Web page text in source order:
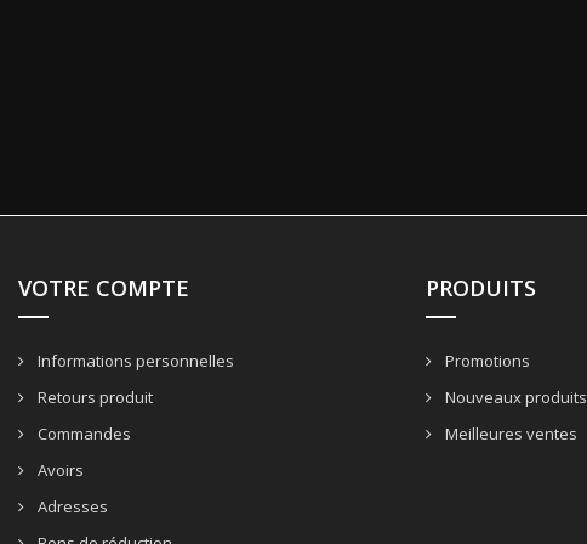
VOTRE COMPTE
Informations personnelles
Retours produit
Commandes
Avoirs
Adresses
PRODUITS
Promotions
Nouveaux produits
Meilleures ventes